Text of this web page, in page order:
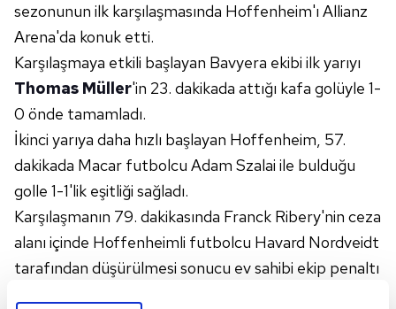
sezonunun ilk karşılaşmasında Hoffenheim'ı Allianz
Arena'da konuk etti.
Karşılaşmaya etkili başlayan Bavyera ekibi ilk yarıyı
Thomas Müller'in 23. dakikada attığı kafa golüyle 1-
0 önde tamamladı.
İkinci yarıya daha hızlı başlayan Hoffenheim, 57.
dakikada Macar futbolcu Adam Szalai ile bulduğu
golle 1-1'lik eşitliği sağladı.
Karşılaşmanın 79. dakikasında Franck Ribery'nin ceza
alanı içinde Hoffenheimli futbolcu Havard Nordveidt
tarafından düşürülmesi sonucu ev sahibi ekip penaltı